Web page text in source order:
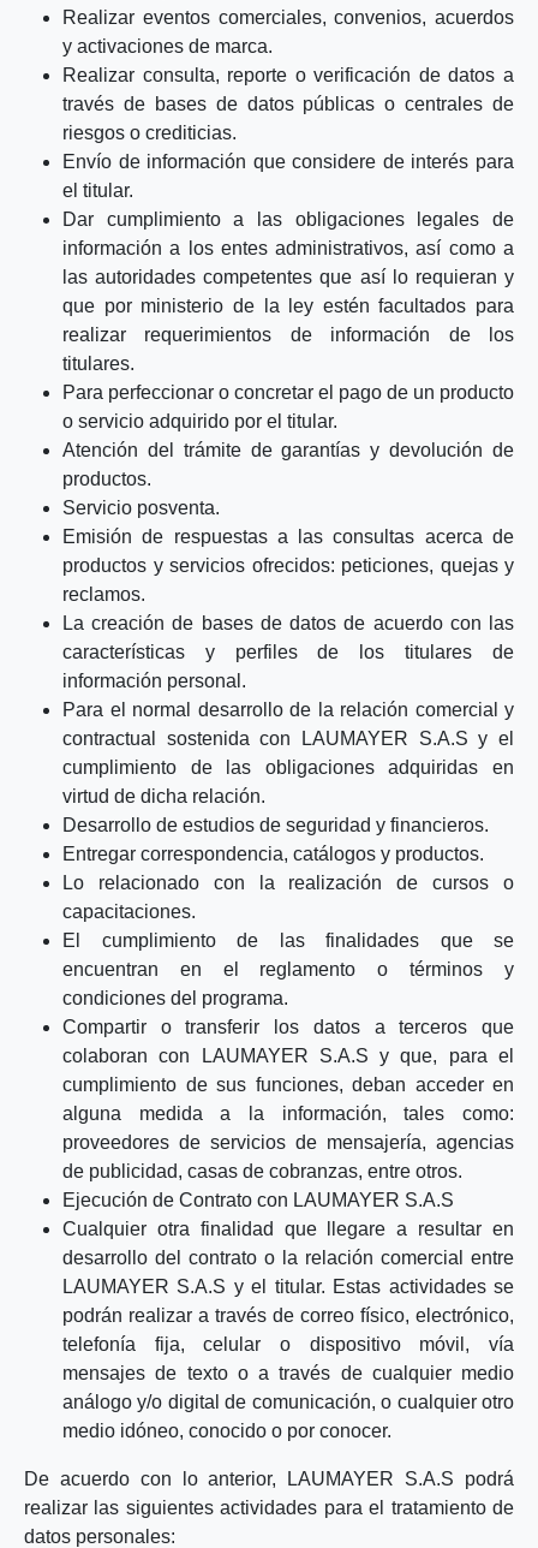
Realizar eventos comerciales, convenios, acuerdos
y activaciones de marca.
Realizar consulta, reporte o verificación de datos a
través de bases de datos públicas o centrales de
riesgos o crediticias.
Envío de información que considere de interés para
el titular.
Dar cumplimiento a las obligaciones legales de
información a los entes administrativos, así como a
las autoridades competentes que así lo requieran y
que por ministerio de la ley estén facultados para
realizar requerimientos de información de los
titulares.
Para perfeccionar o concretar el pago de un producto
o servicio adquirido por el titular.
Atención del trámite de garantías y devolución de
productos.
Servicio posventa.
Emisión de respuestas a las consultas acerca de
productos y servicios ofrecidos: peticiones, quejas y
reclamos.
La creación de bases de datos de acuerdo con las
características y perfiles de los titulares de
información personal.
Para el normal desarrollo de la relación comercial y
contractual sostenida con LAUMAYER S.A.S y el
cumplimiento de las obligaciones adquiridas en
virtud de dicha relación.
Desarrollo de estudios de seguridad y financieros.
Entregar correspondencia, catálogos y productos.
Lo relacionado con la realización de cursos o
capacitaciones.
El cumplimiento de las finalidades que se
encuentran en el reglamento o términos y
condiciones del programa.
Compartir o transferir los datos a terceros que
colaboran con LAUMAYER S.A.S y que, para el
cumplimiento de sus funciones, deban acceder en
alguna medida a la información, tales como:
proveedores de servicios de mensajería, agencias
de publicidad, casas de cobranzas, entre otros.
Ejecución de Contrato con LAUMAYER S.A.S
Cualquier otra finalidad que llegare a resultar en
desarrollo del contrato o la relación comercial entre
LAUMAYER S.A.S y el titular. Estas actividades se
podrán realizar a través de correo físico, electrónico,
telefonía fija, celular o dispositivo móvil, vía
mensajes de texto o a través de cualquier medio
análogo y/o digital de comunicación, o cualquier otro
medio idóneo, conocido o por conocer.
De acuerdo con lo anterior, LAUMAYER S.A.S podrá
realizar las siguientes actividades para el tratamiento de
datos personales: